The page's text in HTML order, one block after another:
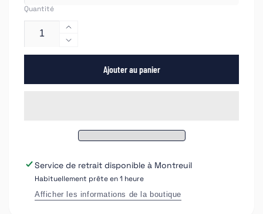
Quantité
Augmenter
la
quantité
Gerko
imitation
3M
Réduire
la
quantité
de
Infinity
imitation
Ajouter au panier
Service de retrait disponible à Montreuil
Habituellement prête en 1 heure
Afficher les informations de la boutique